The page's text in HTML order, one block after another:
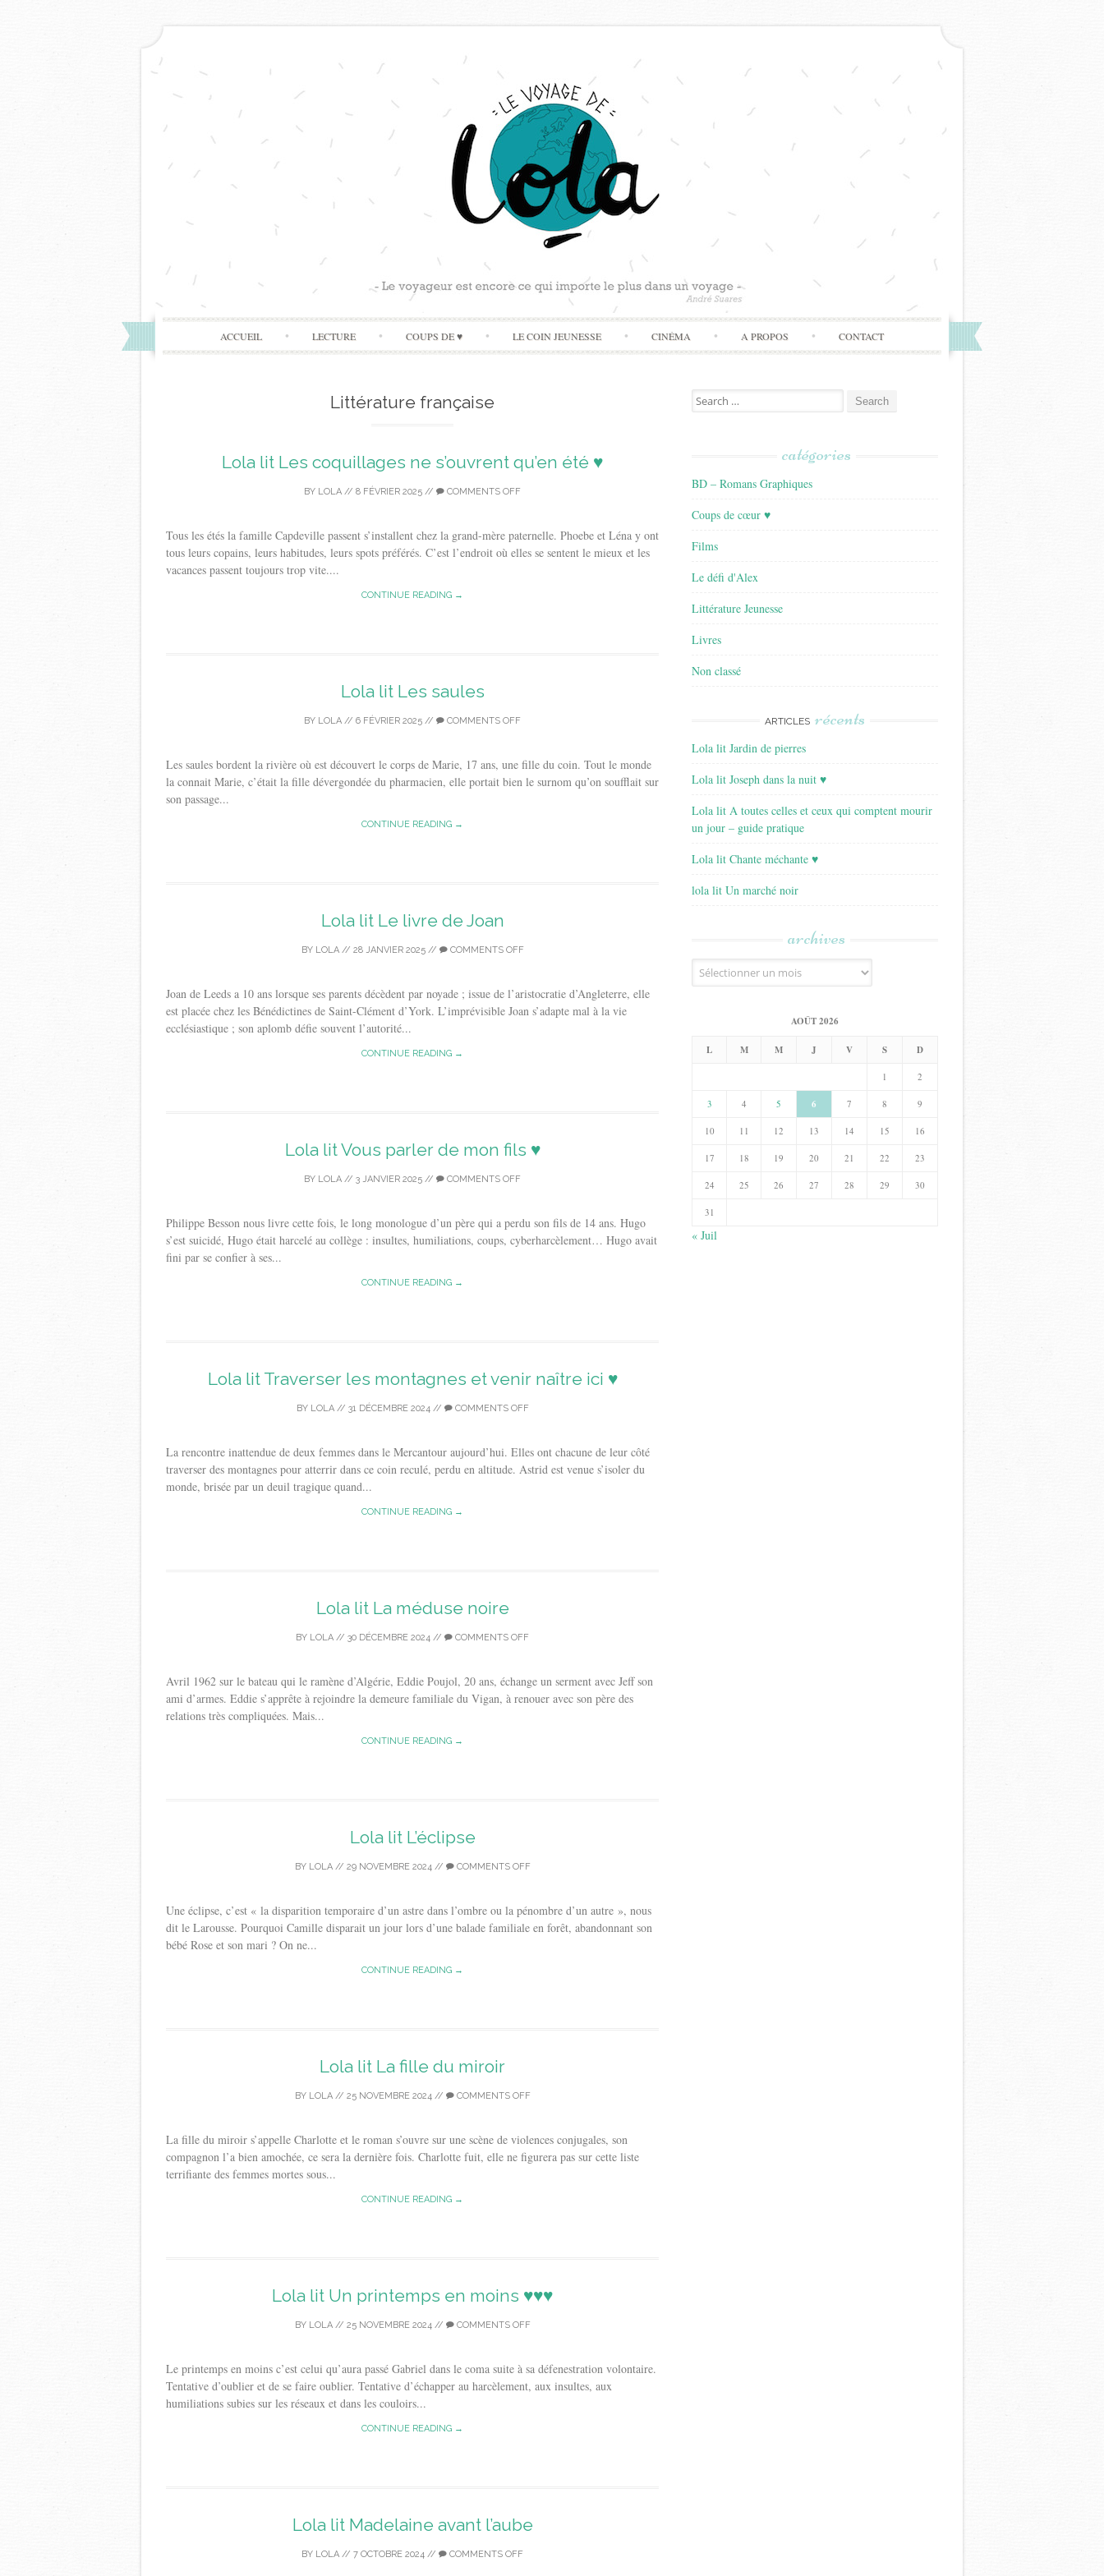
Skip
to
ACCUEIL LECTURE COUPS DE ♥ LE COIN JEUNESSE CINÉMA A PROPOS CONTACT
Littérature française
Lola lit Les coquillages ne s’ouvrent qu’en été ♥
BY LOLA // 8 FÉVRIER 2025 // COMMENTS OFF
Tous les étés la famille Capdeville passent s’installent chez la grand-mère paternelle. Phoebe et Léna y ont
tous leurs copains, leurs habitudes, leurs spots préférés. C’est l’endroit où elles se sentent le mieux et les
vacances passent toujours trop vite....
CONTINUE READING →
Lola lit Les saules
BY LOLA // 6 FÉVRIER 2025 // COMMENTS OFF
Les saules bordent la rivière où est découvert le corps de Marie, 17 ans, une fille du coin. Tout le monde
la connait Marie, c’était la fille dévergondée du pharmacien, elle portait bien le surnom qu’on soufflait sur
son passage...
CONTINUE READING →
Lola lit Le livre de Joan
BY LOLA// 28 JANVIER 2025// COMMENTS OFF
Joan de Leeds a 10 ans lorsque ses parents décèdent par noyade ; issue de l’aristocratie d’Angleterre, elle
est placée chez les Bénédictines de Saint-Clément d’York. L’imprévisible Joan s’adapte mal à la vie
ecclésiastique ; son aplomb défie souvent l’autorité...
CONTINUE READING →
Lola lit Vous parler de mon fils ♥
BY LOLA // 3 JANVIER 2025 // COMMENTS OFF
Philippe Besson nous livre cette fois, le long monologue d’un père qui a perdu son fils de 14 ans. Hugo
s’est suicidé, Hugo était harcelé au collège : insultes, humiliations, coups, cyberharcèlement… Hugo avait
fini par se confier à ses...
CONTINUE READING →
Lola lit Traverser les montagnes et venir naître ici ♥
BY LOLA// 31 DÉCEMBRE 2024// COMMENTS OFF
La rencontre inattendue de deux femmes dans le Mercantour aujourd’hui. Elles ont chacune de leur côté
traverser des montagnes pour atterrir dans ce coin reculé, perdu en altitude. Astrid est venue s’isoler du
monde, brisée par un deuil tragique quand...
CONTINUE READING →
Lola lit La méduse noire
BY LOLA // 30 DÉCEMBRE 2024 // COMMENTS OFF
Avril 1962 sur le bateau qui le ramène d’Algérie, Eddie Poujol, 20 ans, échange un serment avec Jeff son
ami d’armes. Eddie s’apprête à rejoindre la demeure familiale du Vigan, à renouer avec son père des
relations très compliquées. Mais...
CONTINUE READING →
Lola lit L’éclipse
BY LOLA// 29 NOVEMBRE 2024// COMMENTS OFF
Une éclipse, c’est « la disparition temporaire d’un astre dans l’ombre ou la pénombre d’un autre », nous
dit le Larousse. Pourquoi Camille disparait un jour lors d’une balade familiale en forêt, abandonnant son
bébé Rose et son mari ? On ne...
CONTINUE READING →
Lola lit La fille du miroir
BY LOLA// 25 NOVEMBRE 2024// COMMENTS OFF
La fille du miroir s’appelle Charlotte et le roman s’ouvre sur une scène de violences conjugales, son
compagnon l’a bien amochée, ce sera la dernière fois. Charlotte fuit, elle ne figurera pas sur cette liste
terrifiante des femmes mortes sous...
CONTINUE READING →
Lola lit Un printemps en moins ♥♥♥
BY LOLA// 25 NOVEMBRE 2024// COMMENTS OFF
Le printemps en moins c’est celui qu’aura passé Gabriel dans le coma suite à sa défenestration volontaire.
Tentative d’oublier et de se faire oublier. Tentative d’échapper au harcèlement, aux insultes, aux
humiliations subies sur les réseaux et dans les couloirs...
CONTINUE READING →
Lola lit Madelaine avant l’aube
BY LOLA // 7 OCTOBRE 2024 // COMMENTS OFF
Search
for:
catégories
BD – Romans Graphiques
Coups de cœur ♥
Films
Le défi d'Alex
Littérature Jeunesse
Livres
Non classé
ARTICLES récents
Lola lit Jardin de pierres
Lola lit Joseph dans la nuit ♥
Lola lit A toutes celles et ceux qui comptent mourir
un jour – guide pratique
Lola lit Chante méchante ♥
lola lit Un marché noir
archives
Archives
AOÛT 2026
L M M J V S D
1 2
3 4 5 6 7 8 9
10 11 12 13 14 15 16
17 18 19 20 21 22 23
24 25 26 27 28 29 30
31
« Juil